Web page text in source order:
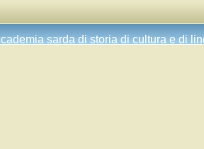
sarda di storia di cultura e di